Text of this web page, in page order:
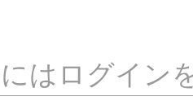
はログイン